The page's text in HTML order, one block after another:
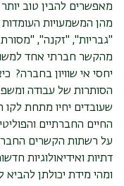
מאפשרים להבין טוב
מהן המשמעויות העומדות
"גבריות", "זקנה",
מהקשר חברתי אחד
יחסי אי שוויון בחברה?
הסותרות של עבודה
שעובדים יחיו מתחת לקו
החיים החברתיים
על רשתות הקשרים
דתיות ואידיאולוגיות
ומהי מידת יכולתן